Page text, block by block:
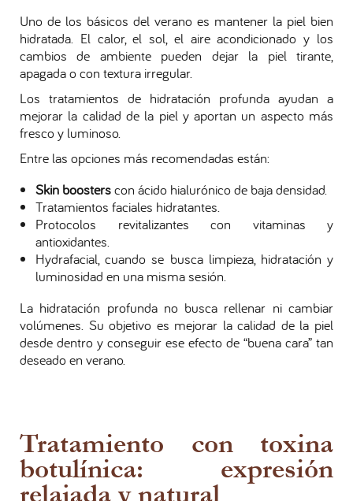
Uno de los básicos del verano es mantener la piel bien
hidratada. El calor, el sol, el aire acondicionado y los
cambios de ambiente pueden dejar la piel tirante,
apagada o con textura irregular.
Los tratamientos de hidratación profunda ayudan a
mejorar la calidad de la piel y aportan un aspecto más
fresco y luminoso.
Entre las opciones más recomendadas están:
Skin boosterscon ácido hialurónico de baja densidad.
Tratamientos faciales hidratantes.
Protocolos revitalizantes con vitaminas y
antioxidantes.
Hydrafacial, cuando se busca limpieza, hidratación y
luminosidad en una misma sesión.
La hidratación profunda no busca rellenar ni cambiar
volúmenes. Su objetivo es mejorar la calidad de la piel
desde dentro y conseguir ese efecto de “buena cara” tan
deseado en verano.
Tratamiento con toxina
botulínica: expresión
relajada y natural